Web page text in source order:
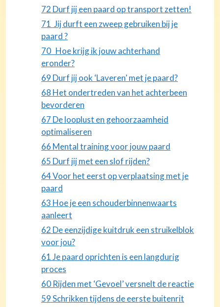
72 Durf jij een paard op transport zetten!
71 Jij durft een zweep gebruiken bij je
paard ?
70 Hoe krijg ik jouw achterhand
eronder?
69 Durf jij ook ‘Laveren’ met je paard?
68 Het ondertreden van het achterbeen
bevorderen
67 De looplust en gehoorzaamheid
optimaliseren
66 Mental training voor jouw paard
65 Durf jij met een slof rijden?
64 Voor het eerst op verplaatsing met je
paard
63 Hoe je een schouderbinnenwaarts
aanleert
62 De eenzijdige kuitdruk een struikelblok
voor jou?
61 Je paard oprichten is een langdurig
proces
60 Rijden met ‘Gevoel’ versnelt de reactie
59 Schrikken tijdens de eerste buitenrit